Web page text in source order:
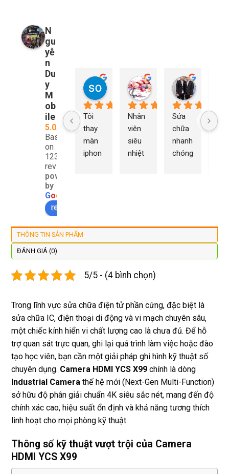
N
gu
yễ
n
Du
y
M
ob
ile
5.0
Based
on
1232
reviews
powered
by
Goo
review us on
so young
2 năm trước
Tôi
thay
màn
iphon
lại
xịn
phí.
Rất
tôt
My Nguyễn
2 năm trước
Nhân
viên
siêu
nhiệt
tôi sẽ
Sửa
chữa
nhanh
chóng
đây
bền
n
THÔNG TIN SẢN PHẨM
ĐÁNH GIÁ (0)
5/5 - (4 bình chọn)
Trong lĩnh vực sửa chữa điện tử phần cứng, đặc biệt là
sửa chữa IC, điện thoại di động và vi mạch chuyên sâu,
một chiếc kính hiển vi chất lượng cao là chưa đủ. Để hỗ
trợ quan sát trực quan, ghi lại quá trình làm việc hoặc đào
tạo học viên, bạn cần một giải pháp ghi hình kỹ thuật số
chuyên dụng. Camera HDMI YCS X99 chính là dòng
Industrial Camera thế hệ mới (Next-Gen Multi-Function)
sở hữu độ phân giải chuẩn 4K siêu sắc nét, mang đến độ
chính xác cao, hiệu suất ổn định và khả năng tương thích
linh hoạt cho mọi phòng kỹ thuật.
Thông số kỹ thuật vượt trội của Camera
HDMI YCS X99